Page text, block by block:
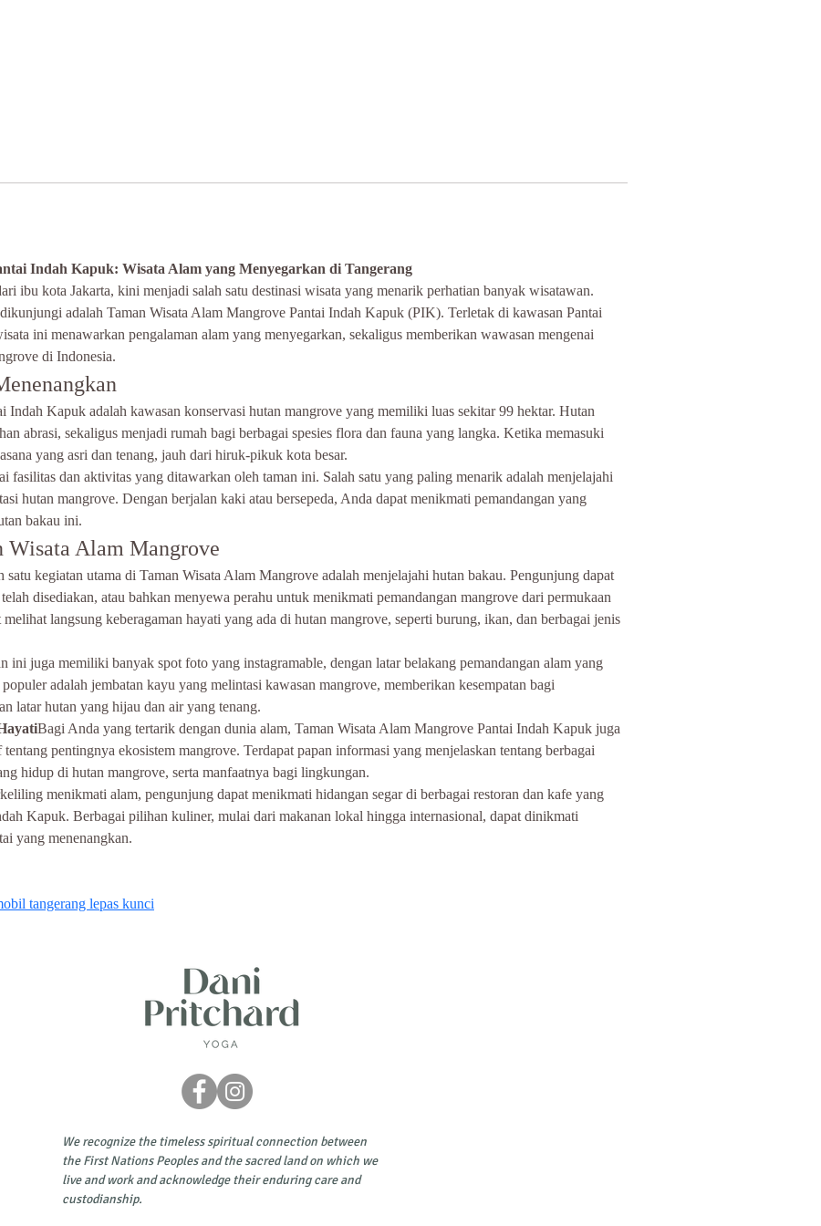
Indah Kapuk: Wisata Alam yang Menyegarkan di Tangerang
ibu kota Jakarta, kini menjadi salah satu destinasi wisata yang menarik perhatian banyak wisatawan.
adalah Taman Wisata Alam Mangrove Pantai Indah Kapuk (PIK). Terletak di kawasan Pantai
ini menawarkan pengalaman alam yang menyegarkan, sekaligus memberikan wawasan mengenai
di Indonesia.
Indah Kapuk adalah kawasan konservasi hutan mangrove yang memiliki luas sekitar 99 hektar. Hutan
abrasi, sekaligus menjadi rumah bagi berbagai spesies flora dan fauna yang langka. Ketika memasuki
yang asri dan tenang, jauh dari hiruk-pikuk kota besar.
fasilitas dan aktivitas yang ditawarkan oleh taman ini. Salah satu yang paling menarik adalah menjelajahi
hutan mangrove. Dengan berjalan kaki atau bersepeda, Anda dapat menikmati pemandangan yang
bakau ini.
Wisata Alam Mangrove
satu kegiatan utama di Taman Wisata Alam Mangrove adalah menjelajahi hutan bakau. Pengunjung dapat
disediakan, atau bahkan menyewa perahu untuk menikmati pemandangan mangrove dari permukaan
langsung keberagaman hayati yang ada di hutan mangrove, seperti burung, ikan, dan berbagai jenis
ini juga memiliki banyak spot foto yang instagramable, dengan latar belakang pemandangan alam yang
adalah jembatan kayu yang melintasi kawasan mangrove, memberikan kesempatan bagi
latar hutan yang hijau dan air yang tenang.
Bagi Anda yang tertarik dengan dunia alam, Taman Wisata Alam Mangrove Pantai Indah Kapuk juga
pentingnya ekosistem mangrove. Terdapat papan informasi yang menjelaskan tentang berbagai
hidup di hutan mangrove, serta manfaatnya bagi lingkungan.
menikmati alam, pengunjung dapat menikmati hidangan segar di berbagai restoran dan kafe yang
Kapuk. Berbagai pilihan kuliner, mulai dari makanan lokal hingga internasional, dapat dinikmati
yang menenangkan.
tangerang lepas kunci
We recognize the timeless spiritual connection between
the First Nations Peoples and the sacred land on which we
live and work and acknowledge their enduring care and
custodianship.​